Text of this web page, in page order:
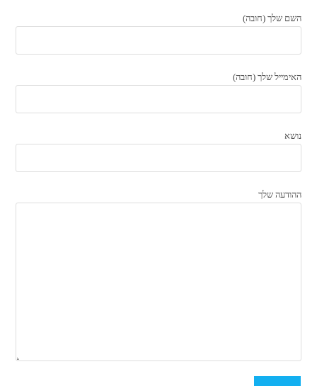
השם שלך (חובה)
האימייל שלך (חובה)
נושא
ההודעה שלך